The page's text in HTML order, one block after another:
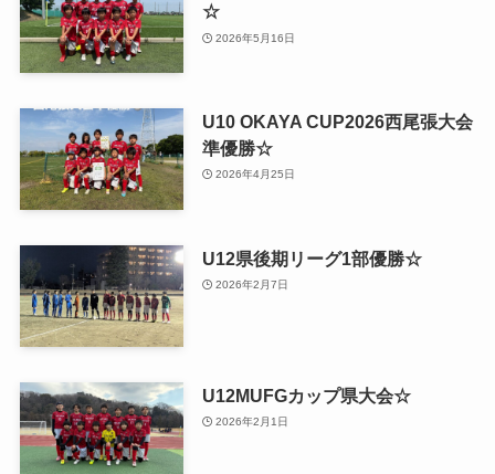
☆
2026年5月16日
U10 OKAYA CUP2026西尾張大会
準優勝☆
2026年4月25日
U12県後期リーグ1部優勝☆
2026年2月7日
U12MUFGカップ県大会☆
2026年2月1日